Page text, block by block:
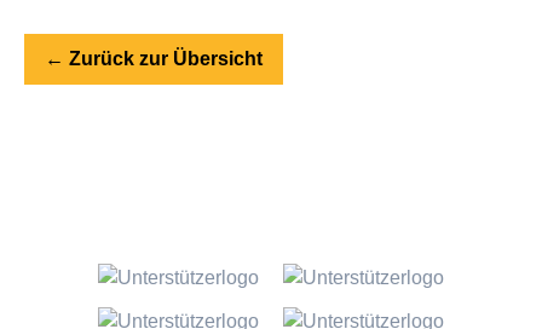
← Zurück zur Übersicht